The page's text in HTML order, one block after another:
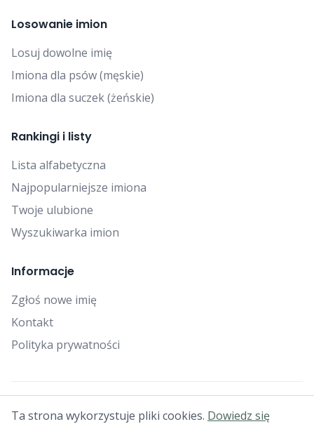
Losowanie imion
Losuj dowolne imię
Imiona dla psów (męskie)
Imiona dla suczek (żeńskie)
Rankingi i listy
Lista alfabetyczna
Najpopularniejsze imiona
Twoje ulubione
Wyszukiwarka imion
Informacje
Zgłoś nowe imię
Kontakt
Polityka prywatności
© 2025 Falcon Bytes. Wszelkie prawa zastrzeżone.
Ta strona wykorzystuje pliki cookies. Dowiedz się